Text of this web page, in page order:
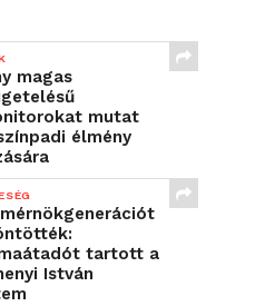
magas
mutat
élmény
tartott a
István